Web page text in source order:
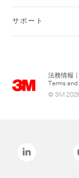
サポート
法務情報
Terms
© 3M